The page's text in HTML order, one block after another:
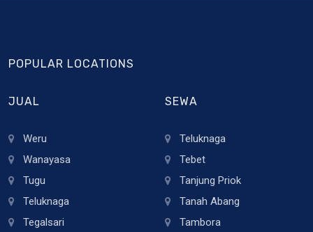
POPULAR LOCATIONS
JUAL
Weru
Wanayasa
Tugu
Teluknaga
Tegalsari
SEWA
Teluknaga
Tebet
Tanjung Priok
Tanah Abang
Tambora